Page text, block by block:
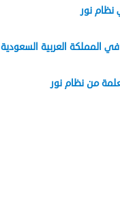
نظام نور
المملكة العربية السعودية
من نظام نور